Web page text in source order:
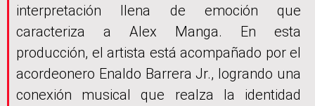
interpretación llena de emoción que
caracteriza a Alex Manga. En esta
producción, el artista está acompañado por el
acordeonero Enaldo Barrera Jr., logrando una
conexión musical que realza la identidad